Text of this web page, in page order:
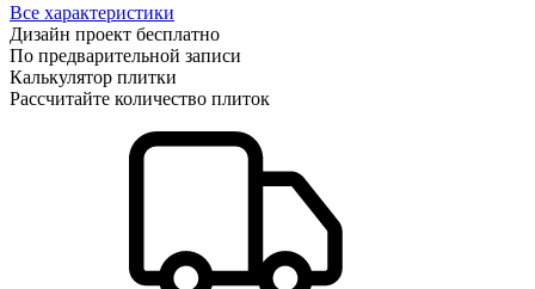
Все характеристики
Дизайн проект бесплатно
По предварительной записи
Калькулятор плитки
Рассчитайте количество плиток